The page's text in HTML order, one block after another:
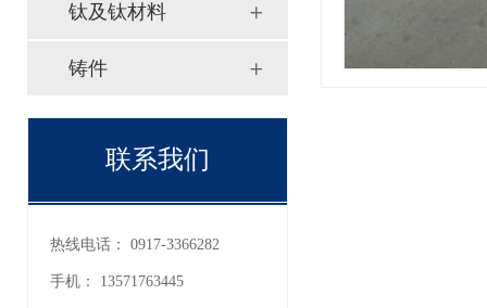
钛及钛材料
铸件
联系我们
热线电话： 0917-3366282
手机： 13571763445